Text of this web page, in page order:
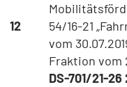
12
54/16-21
vom
Fraktion vom
DS-701/21-